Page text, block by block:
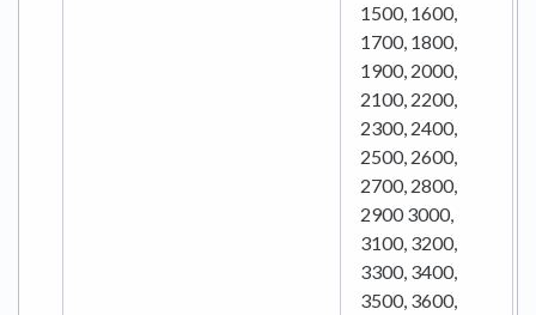
1500, 1600,
1700, 1800,
1900, 2000,
2100, 2200,
2300, 2400,
2500, 2600,
2700, 2800,
2900 3000,
3100, 3200,
3300, 3400,
3500, 3600,